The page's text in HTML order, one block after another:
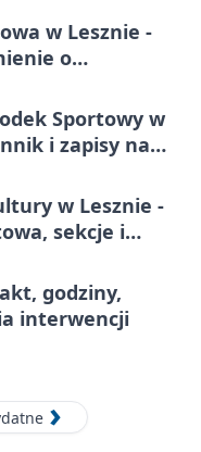
w Lesznie -
o
Sportowy w
i zapisy na
w Lesznie -
sekcje i
godziny,
interwencji